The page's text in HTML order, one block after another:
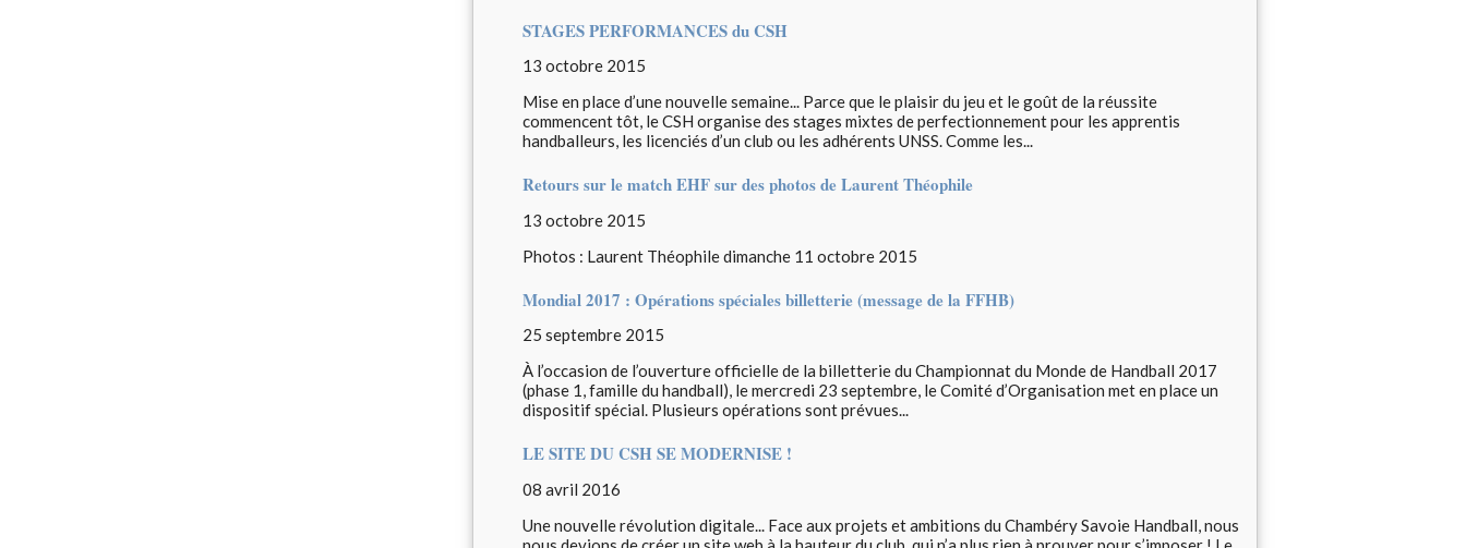
STAGES PERFORMANCES du CSH
13 octobre 2015
Mise en place d’une nouvelle semaine... Parce que le plaisir du jeu et le goût de la réussite
commencent tôt, le CSH organise des stages mixtes de perfectionnement pour les apprentis
handballeurs, les licenciés d’un club ou les adhérents UNSS. Comme les...
Retours sur le match EHF sur des photos de Laurent Théophile
13 octobre 2015
Photos : Laurent Théophile dimanche 11 octobre 2015
Mondial 2017 : Opérations spéciales billetterie (message de la FFHB)
25 septembre 2015
À l’occasion de l’ouverture officielle de la billetterie du Championnat du Monde de Handball 2017
(phase 1, famille du handball), le mercredi 23 septembre, le Comité d’Organisation met en place un
dispositif spécial. Plusieurs opérations sont prévues...
LE SITE DU CSH SE MODERNISE !
08 avril 2016
Une nouvelle révolution digitale... Face aux projets et ambitions du Chambéry Savoie Handball, nous